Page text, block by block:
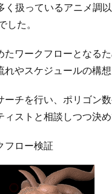
扱っているアニメ調
した。
ワークフローとなる
やスケジュールの構想
チを行い、ポリゴン
ストと相談しつつ決め
フロー検証